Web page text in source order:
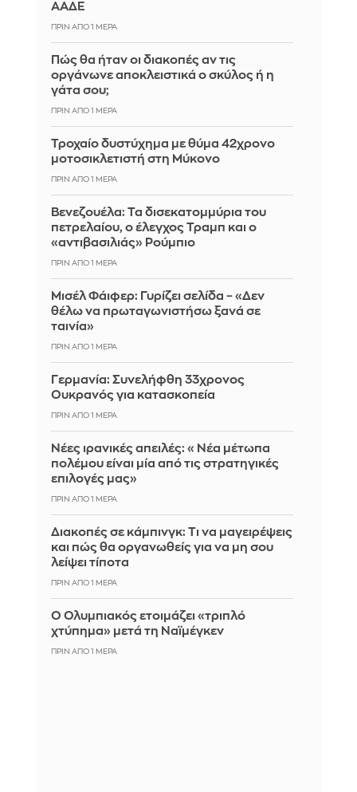
ΑΑΔΕ
ΠΡΙΝ ΑΠΌ 1 ΜΈΡΑ
Πώς θα ήταν οι διακοπές αν τις
οργάνωνε αποκλειστικά ο σκύλος ή η
γάτα σου;
ΠΡΙΝ ΑΠΌ 1 ΜΈΡΑ
Τροχαίο δυστύχημα με θύμα 42χρονο
μοτοσικλετιστή στη Μύκονο
ΠΡΙΝ ΑΠΌ 1 ΜΈΡΑ
Βενεζουέλα: Τα δισεκατομμύρια του
πετρελαίου, ο έλεγχος Τραμπ και ο
«αντιβασιλιάς» Ρούμπιο
ΠΡΙΝ ΑΠΌ 1 ΜΈΡΑ
Μισέλ Φάιφερ: Γυρίζει σελίδα – «Δεν
θέλω να πρωταγωνιστήσω ξανά σε
ταινία»
ΠΡΙΝ ΑΠΌ 1 ΜΈΡΑ
Γερμανία: Συνελήφθη 33χρονος
Ουκρανός για κατασκοπεία
ΠΡΙΝ ΑΠΌ 1 ΜΈΡΑ
Νέες ιρανικές απειλές: «Νέα μέτωπα
πολέμου είναι μία από τις στρατηγικές
επιλογές μας»
ΠΡΙΝ ΑΠΌ 1 ΜΈΡΑ
Διακοπές σε κάμπινγκ: Τι να μαγειρέψεις
και πώς θα οργανωθείς για να μη σου
λείψει τίποτα
ΠΡΙΝ ΑΠΌ 1 ΜΈΡΑ
Ο Ολυμπιακός ετοιμάζει «τριπλό
χτύπημα» μετά τη Ναϊμέγκεν
ΠΡΙΝ ΑΠΌ 1 ΜΈΡΑ